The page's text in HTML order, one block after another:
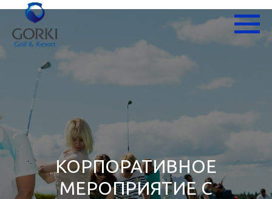
КОРПОРАТИВНОЕ
МЕРОПРИЯТИЕ С